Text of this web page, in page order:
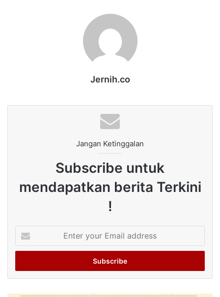
Jernih.co
Jangan Ketinggalan
Subscribe untuk
mendapatkan berita Terkini
!
your
Email